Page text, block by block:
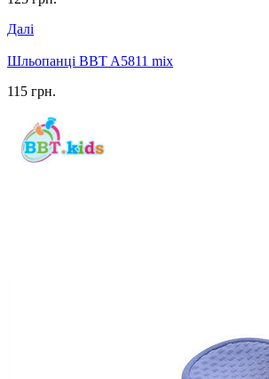
Далі
Шльопанці BBT A5811 mix
115 грн.